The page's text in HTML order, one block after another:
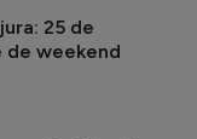
25 de
de weekend